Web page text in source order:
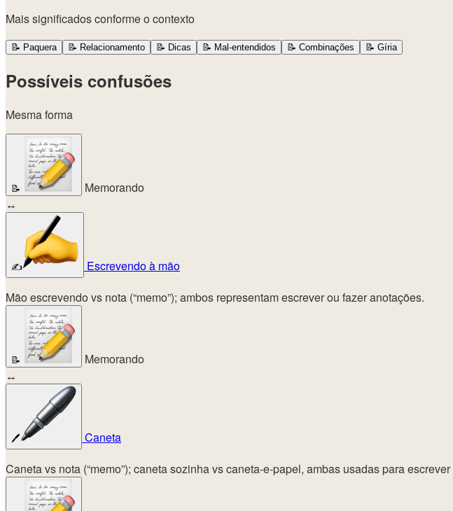
Mais significados conforme o contexto
📝 Paquera 📝 Relacionamento 📝 Dicas 📝 Mal-entendidos 📝 Combinações 📝 Gíria
Possíveis confusões
Mesma forma
📝
Memorando
↔
✍️
Escrevendo à mão
Mão escrevendo vs nota (“memo”); ambos representam escrever ou fazer anotações.
📝
Memorando
↔
🖊️
Caneta
Caneta vs nota (“memo”); caneta sozinha vs caneta-e-papel, ambas usadas para